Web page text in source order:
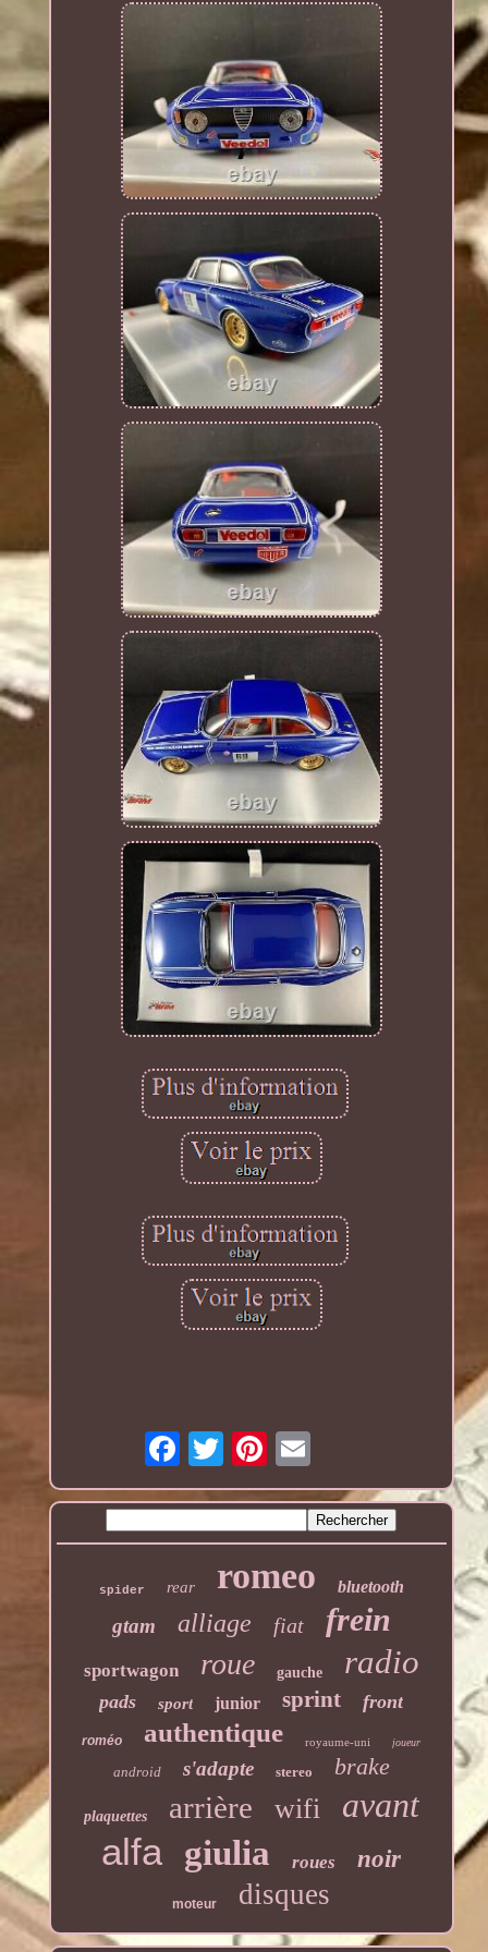
spider rear romeo bluetooth
gtam alliage fiat frein
sportwagon roue gauche radio
pads sport junior sprint front
roméo authentique royaume-uni joueur
android s'adapte stereo brake
plaquettes arrière wifi avant
alfa giulia roues noir
moteur disques